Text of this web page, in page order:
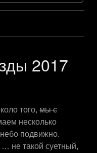
2017
того, мы с
несколько
подвижно.
не такой суетный,